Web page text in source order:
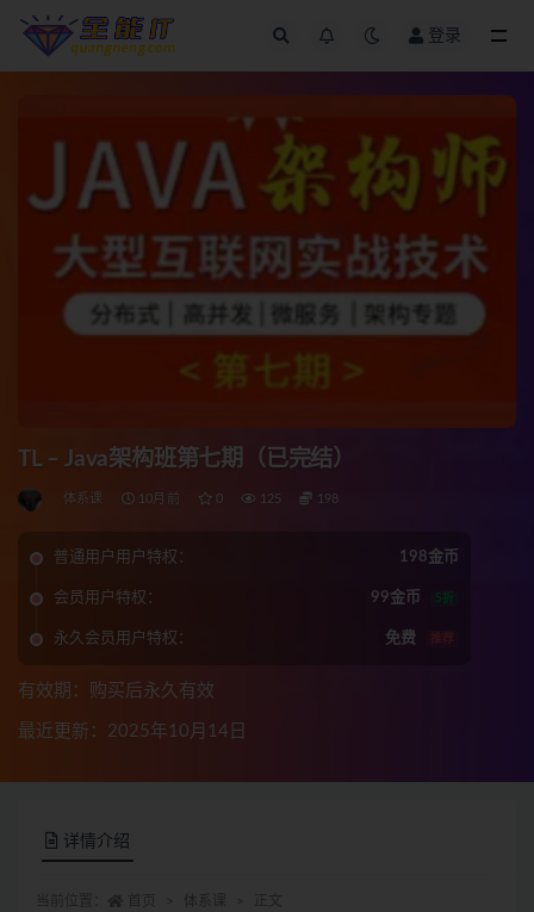
登录
TL – Java架构班第七期（已完结）
体系课 10月前 0 125 198
普通用户用户特权： 198金币
会员用户特权： 99金币 5折
永久会员用户特权： 免费 推荐
有效期：购买后永久有效
最近更新：2025年10月14日
详情介绍